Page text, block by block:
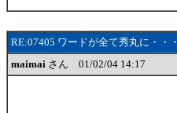
RE:07405 ワードが全て秀丸に・・・
maimai さん 01/02/04 14:17